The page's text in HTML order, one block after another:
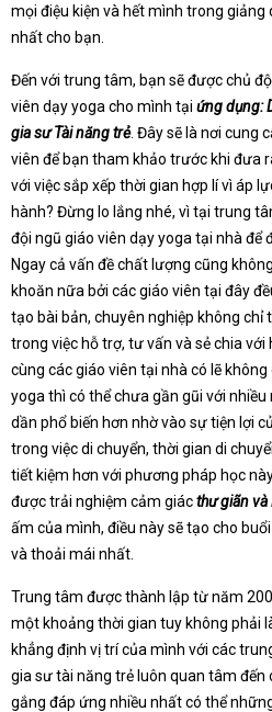
mọi điệu kiện và hết mình trong giảng
nhất cho bạn.
Đến với trung tâm, bạn sẽ được chủ
viên dạy yoga cho mình tại ứng dụng:
gia sư Tài năng trẻ. Đây sẽ là nơi cung
viên để bạn tham khảo trước khi đưa
với việc sắp xếp thời gian hợp lí vì áp
hành? Đừng lo lắng nhé, vì tại trung
đội ngũ giáo viên dạy yoga tại nhà để
Ngay cả vấn đề chất lượng cũng
khoăn nữa bởi các giáo viên tại đây
tạo bài bản, chuyên nghiệp không chỉ
trong việc hỗ trợ, tư vấn và sẻ chia
cùng các giáo viên tại nhà có lẽ
yoga thì có thể chưa gần gũi với
dần phổ biến hơn nhờ vào sự tiện lợi
trong việc di chuyển, thời gian di
tiết kiệm hơn với phương pháp học
được trải nghiệm cảm giácthư giãn và
ấm của mình, điều này sẽ tạo cho
và thoải mái nhất.
Trung tâm được thành lập từ năm
một khoảng thời gian tuy không phải
khẳng định vị trí của mình với các
gia sư tài năng trẻ luôn quan tâm đến
gắng đáp ứng nhiều nhất có thể